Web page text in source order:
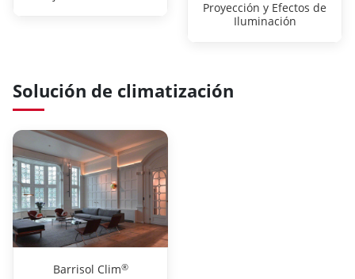
Proyección y Efectos de
Iluminación
Solución de climatización
Barrisol Clim®